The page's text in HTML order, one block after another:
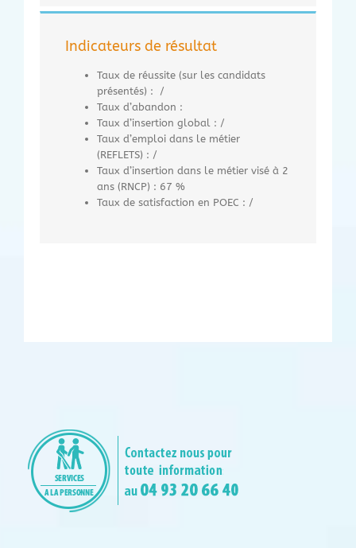
Indicateurs de résultat
Taux de réussite (sur les candidats
présentés) : /
Taux d’abandon :
Taux d’insertion global : /
Taux d’emploi dans le métier
(REFLETS) : /
Taux d’insertion dans le métier visé à 2
ans (RNCP) : 67 %
Taux de satisfaction en POEC : /